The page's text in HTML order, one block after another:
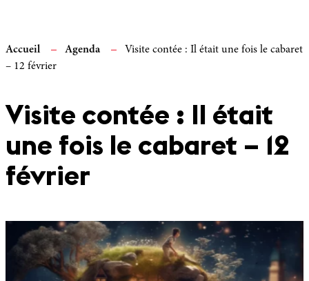
Accueil Agenda
Visite contée : Il était une fois le cabaret
– 12 février
Visite contée : Il était
une fois le cabaret – 12
février